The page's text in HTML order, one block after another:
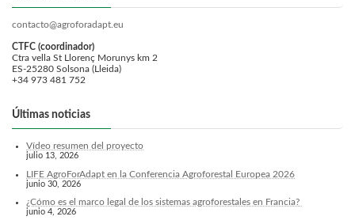
contacto@agroforadapt.eu
CTFC (coordinador)
Ctra vella St Llorenç Morunys km 2
ES-25280 Solsona (Lleida)
+34 973 481 752
Últimas noticias
Vídeo resumen del proyecto
julio 13, 2026
LIFE AgroForAdapt en la Conferencia Agroforestal Europea 2026
junio 30, 2026
¿Cómo es el marco legal de los sistemas agroforestales en Francia?
junio 4, 2026